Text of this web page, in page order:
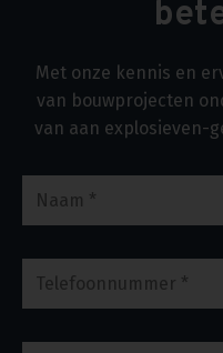
Met onze kennis en
van bouwprojecten
van aan explosieven-